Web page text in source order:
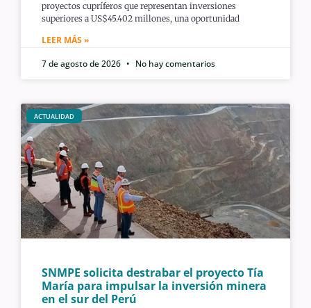
proyectos cupríferos que representan inversiones
superiores a US$45.402 millones, una oportunidad
LEER MÁS »
7 de agosto de 2026
No hay comentarios
ACTUALIDAD
SNMPE solicita destrabar el proyecto Tía
María para impulsar la inversión minera
en el sur del Perú